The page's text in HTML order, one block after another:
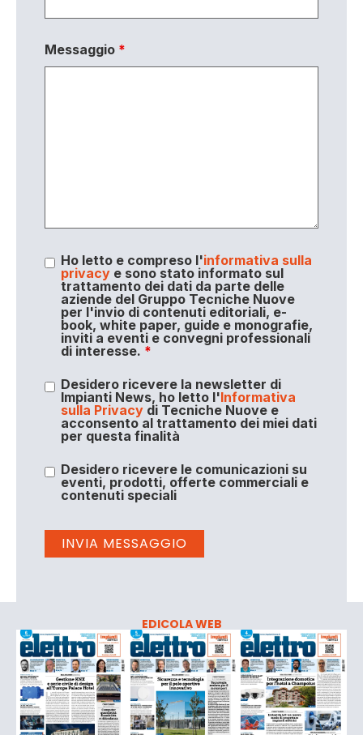
Messaggio *
Ho letto e compreso l'informativa sulla
privacye sono stato informato sul
trattamento dei dati da parte delle
aziende del Gruppo Tecniche Nuove
per l'invio di contenuti editoriali, e-
book, white paper, guide e monografie,
inviti a eventi e convegni professionali
di interesse. *
Desidero ricevere la newsletter di
Impianti News, ho letto l'Informativa
sulla Privacydi Tecniche Nuove e
acconsento al trattamento dei miei dati
per questa finalità
Desidero ricevere le comunicazioni su
eventi, prodotti, offerte commerciali e
contenuti speciali
EDICOLA WEB